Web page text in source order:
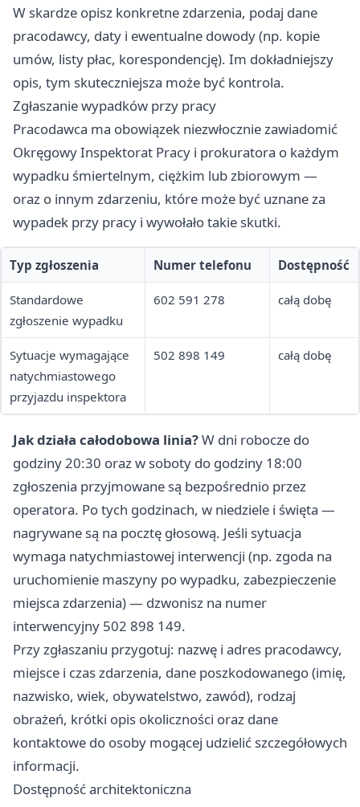
W skardze opisz konkretne zdarzenia, podaj dane
pracodawcy, daty i ewentualne dowody (np. kopie
umów, listy płac, korespondencję). Im dokładniejszy
opis, tym skuteczniejsza może być kontrola.
Zgłaszanie wypadków przy pracy
Pracodawca ma obowiązek niezwłocznie zawiadomić
Okręgowy Inspektorat Pracy i prokuratora o każdym
wypadku śmiertelnym, ciężkim lub zbiorowym —
oraz o innym zdarzeniu, które może być uznane za
wypadek przy pracy i wywołało takie skutki.
Typ zgłoszenia Numer telefonu Dostępność
Standardowe
zgłoszenie wypadku
602 591 278 całą dobę
Sytuacje wymagające
natychmiastowego
przyjazdu inspektora
502 898 149 całą dobę
Jak działa całodobowa linia?W dni robocze do
godziny 20:30 oraz w soboty do godziny 18:00
zgłoszenia przyjmowane są bezpośrednio przez
operatora. Po tych godzinach, w niedziele i święta —
nagrywane są na pocztę głosową. Jeśli sytuacja
wymaga natychmiastowej interwencji (np. zgoda na
uruchomienie maszyny po wypadku, zabezpieczenie
miejsca zdarzenia) — dzwonisz na numer
interwencyjny 502 898 149.
Przy zgłaszaniu przygotuj: nazwę i adres pracodawcy,
miejsce i czas zdarzenia, dane poszkodowanego (imię,
nazwisko, wiek, obywatelstwo, zawód), rodzaj
obrażeń, krótki opis okoliczności oraz dane
kontaktowe do osoby mogącej udzielić szczegółowych
informacji.
Dostępność architektoniczna